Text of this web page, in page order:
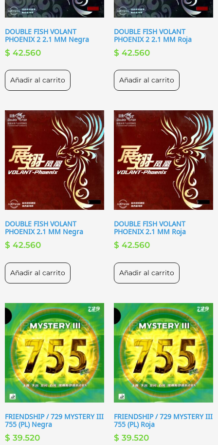
DOUBLE FISH VOLANT
PHOENIX 2 2.1 MM Negra
$ 42.560
Añadir al carrito
DOUBLE FISH VOLANT
PHOENIX 2 2.1 MM Roja
$ 42.560
Añadir al carrito
DOUBLE FISH VOLANT
PHOENIX 2.1 MM Negra
$ 42.560
Añadir al carrito
DOUBLE FISH VOLANT
PHOENIX 2.1 MM Roja
$ 42.560
Añadir al carrito
FRIENDSHIP / 729 MYSTERY III
755 (PL) Negra
$ 39.520
FRIENDSHIP / 729 MYSTERY III
755 (PL) Roja
$ 39.520